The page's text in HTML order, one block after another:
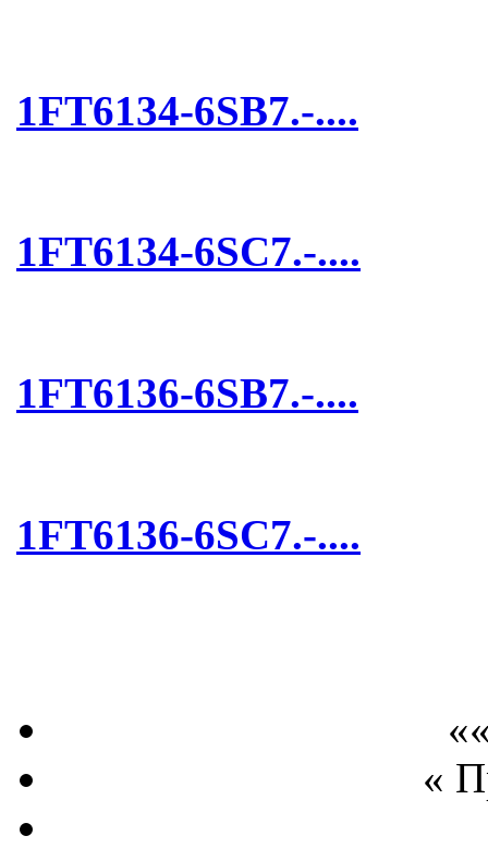
1FT6134-6SB7.-....
1FT6134-6SC7.-....
1FT6136-6SB7.-....
1FT6136-6SC7.-....
«